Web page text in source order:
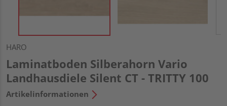
HARO
Laminatboden Silberahorn Vario
Landhausdiele Silent CT - TRITTY 100
Artikelinformationen